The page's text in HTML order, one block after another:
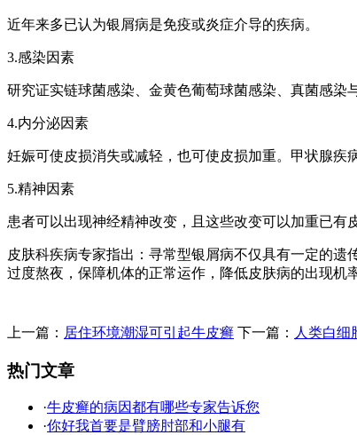
近年来多已认为银屑病是免疫或炎症介导的疾病。
3.感染因素
研究证实链球菌感染、金黄色葡萄球菌感染、真菌感染
4.内分泌因素
妊娠可使皮损消失或减轻，也可使皮损加重。甲状腺疾
5.精神因素
患者可以出现神经精神改变，且这些改变可以加重已有
皮肤科疾病专家指出：寻常型银屑病不仅具有一定的
过度熬夜，保障机体的正常运作，降低皮肤病的出现机率
上一篇： 居住环境潮湿可引起牛皮癣 下一篇： 人类白细
热门文章
·牛皮癣的病因都有哪些专家告诉您
·你好我首要是臂膀肘部和小腿有